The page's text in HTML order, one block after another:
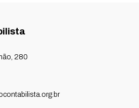
280